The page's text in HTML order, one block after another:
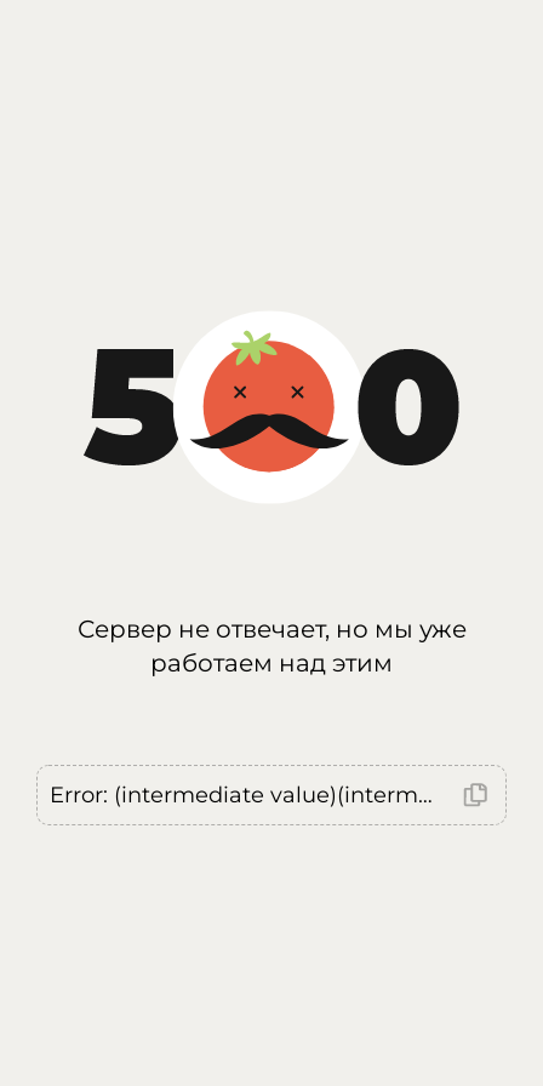
Сервер не отвечает, но мы уже
работаем над этим
Error: (intermediate value)(intermediate value)(intermediate value).replaceAll is not a function